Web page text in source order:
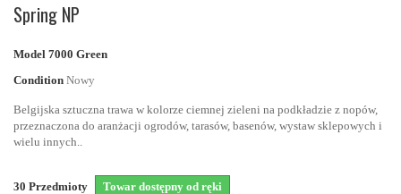
Spring NP
Model 7000 Green
Condition Nowy
Belgijska sztuczna trawa w kolorze ciemnej zieleni na podkładzie z nopów,
przeznaczona do aranżacji ogrodów, tarasów, basenów, wystaw sklepowych i
wielu innych..
30 Przedmioty Towar dostępny od ręki